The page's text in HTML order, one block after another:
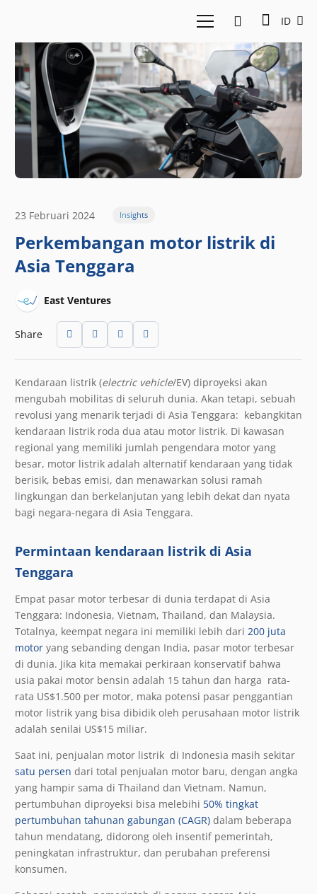
ID
23 Februari 2024 Insights
Perkembangan motor listrik di
Asia Tenggara
East Ventures
Share
Kendaraan listrik (electric vehicle/EV) diproyeksi akan
mengubah mobilitas di seluruh dunia. Akan tetapi, sebuah
revolusi yang menarik terjadi di Asia Tenggara: kebangkitan
kendaraan listrik roda dua atau motor listrik. Di kawasan
regional yang memiliki jumlah pengendara motor yang
besar, motor listrik adalah alternatif kendaraan yang tidak
berisik, bebas emisi, dan menawarkan solusi ramah
lingkungan dan berkelanjutan yang lebih dekat dan nyata
bagi negara-negara di Asia Tenggara.
Permintaan kendaraan listrik di Asia
Tenggara
Empat pasar motor terbesar di dunia terdapat di Asia
Tenggara: Indonesia, Vietnam, Thailand, dan Malaysia.
Totalnya, keempat negara ini memiliki lebih dari 200 juta
motor yang sebanding dengan India, pasar motor terbesar
di dunia. Jika kita memakai perkiraan konservatif bahwa
usia pakai motor bensin adalah 15 tahun dan harga rata-
rata US$1.500 per motor, maka potensi pasar penggantian
motor listrik yang bisa dibidik oleh perusahaan motor listrik
adalah senilai US$15 miliar.
Saat ini, penjualan motor listrik di Indonesia masih sekitar
satu persen dari total penjualan motor baru, dengan angka
yang hampir sama di Thailand dan Vietnam. Namun,
pertumbuhan diproyeksi bisa melebihi 50% tingkat
pertumbuhan tahunan gabungan (CAGR) dalam beberapa
tahun mendatang, didorong oleh insentif pemerintah,
peningkatan infrastruktur, dan perubahan preferensi
konsumen.